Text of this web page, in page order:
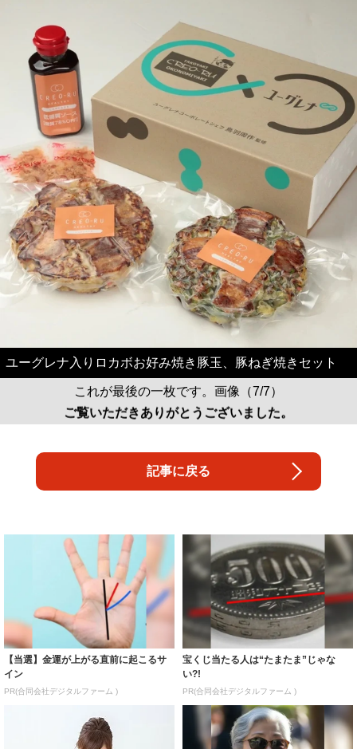
ユーグレナ入りロカボお好み焼き豚玉、豚ねぎ焼きセット
これが最後の一枚です。画像（7/7）
ご覧いただきありがとうございました。
記事に戻る
【当選】金運が上がる直前に起こるサ
イン
PR(合同会社デジタルファーム )
宝くじ当たる人は“たまたま”じゃな
い?!
PR(合同会社デジタルファーム )